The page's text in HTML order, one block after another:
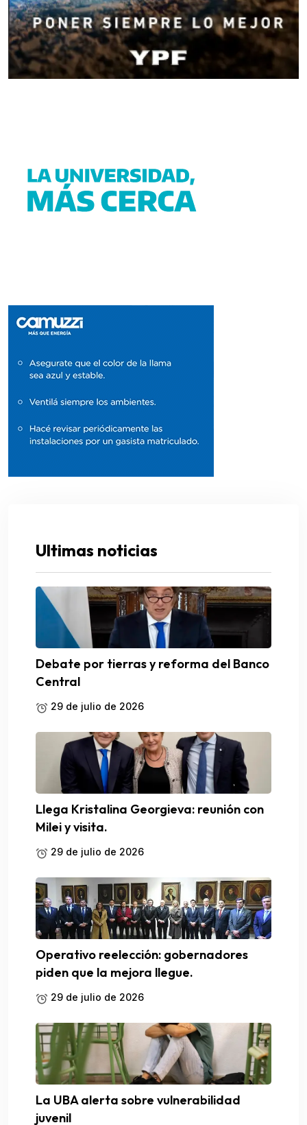
Ultimas noticias
Debate por tierras y reforma del Banco
Central
29 de julio de 2026
Llega Kristalina Georgieva: reunión con
Milei y visita.
29 de julio de 2026
Operativo reelección: gobernadores
piden que la mejora llegue.
29 de julio de 2026
La UBA alerta sobre vulnerabilidad
juvenil